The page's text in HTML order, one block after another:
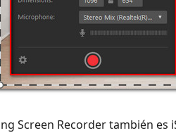
Screen Recorder también es